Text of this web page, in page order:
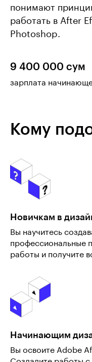
понимают
работать в After
Photoshop.
9 400 000 сум
зарплата
Кому
Новичкам в
Вы научитесь
профессиональные
работы и получите
Начинающим
Вы освоите Adobe